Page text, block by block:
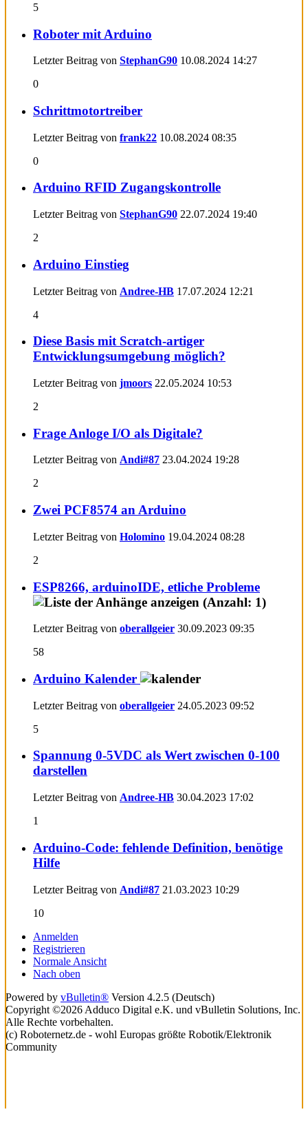
5
Roboter mit Arduino
Letzter Beitrag von StephanG90 10.08.2024 14:27
0
Schrittmotortreiber
Letzter Beitrag von frank22 10.08.2024 08:35
0
Arduino RFID Zugangskontrolle
Letzter Beitrag von StephanG90 22.07.2024 19:40
2
Arduino Einstieg
Letzter Beitrag von Andree-HB 17.07.2024 12:21
4
Diese Basis mit Scratch-artiger
Entwicklungsumgebung möglich?
Letzter Beitrag von jmoors 22.05.2024 10:53
2
Frage Anloge I/O als Digitale?
Letzter Beitrag von Andi#87 23.04.2024 19:28
2
Zwei PCF8574 an Arduino
Letzter Beitrag von Holomino 19.04.2024 08:28
2
ESP8266, arduinoIDE, etliche Probleme
Letzter Beitrag von oberallgeier 30.09.2023 09:35
58
Arduino Kalender
Letzter Beitrag von oberallgeier 24.05.2023 09:52
5
Spannung 0-5VDC als Wert zwischen 0-100
darstellen
Letzter Beitrag von Andree-HB 30.04.2023 17:02
1
Arduino-Code: fehlende Definition, benötige
Hilfe
Letzter Beitrag von Andi#87 21.03.2023 10:29
10
Anmelden
Registrieren
Normale Ansicht
Nach oben
Powered by vBulletin® Version 4.2.5 (Deutsch)
Copyright ©2026 Adduco Digital e.K. und vBulletin Solutions, Inc.
Alle Rechte vorbehalten.
(c) Roboternetz.de - wohl Europas größte Robotik/Elektronik
Community